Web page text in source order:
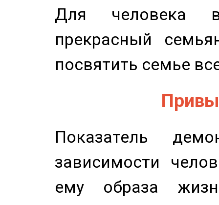
Для человека
прекрасный
посвятить семье
Показатель
зависимости
ему образа